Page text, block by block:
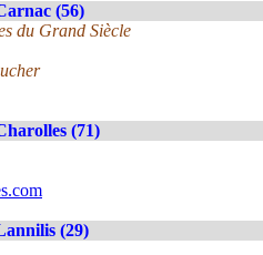
(56)
du Grand Siècle
(71)
(29)